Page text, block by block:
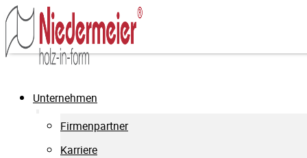
Unternehmen
Firmenpartner
Karriere